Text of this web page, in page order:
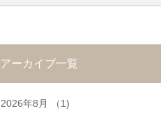
アーカイブ一覧
2026年8月 （1)